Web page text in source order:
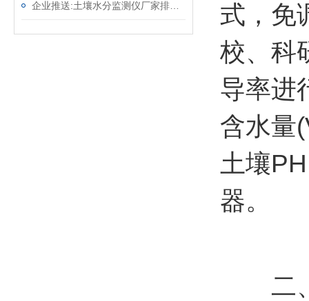
式，免
校、科
导率进
含水量
土壤
器。
二、